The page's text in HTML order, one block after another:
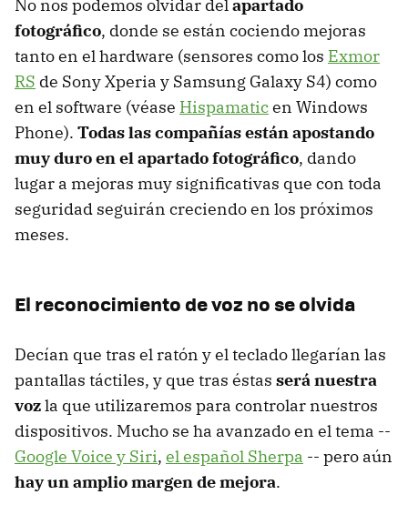
No nos podemos olvidar del apartado
fotográfico, donde se están cociendo mejoras
tanto en el hardware (sensores como los Exmor
RS de Sony Xperia y Samsung Galaxy S4) como
en el software (véase Hispamaticen Windows
Phone). Todas las compañías están apostando
muy duro en el apartado fotográfico, dando
lugar a mejoras muy significativas que con toda
seguridad seguirán creciendo en los próximos
meses.
El reconocimiento de voz no se olvida
Decían que tras el ratón y el teclado llegarían las
pantallas táctiles, y que tras éstas será nuestra
vozla que utilizaremos para controlar nuestros
dispositivos. Mucho se ha avanzado en el tema --
Google Voice y Siri, el español Sherpa -- pero aún
hay un amplio margen de mejora.